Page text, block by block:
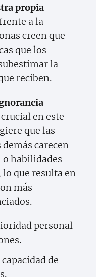
propia
a la
creen que
que los
la
reciben.
en este
que las
carecen
habilidades
que resulta en
más
personal
de